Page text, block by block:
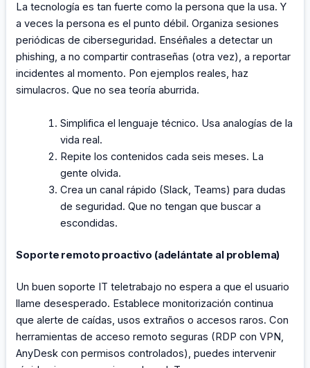
La tecnología es tan fuerte como la persona que la usa. Y
a veces la persona es el punto débil. Organiza sesiones
periódicas de ciberseguridad. Enséñales a detectar un
phishing, a no compartir contraseñas (otra vez), a reportar
incidentes al momento. Pon ejemplos reales, haz
simulacros. Que no sea teoría aburrida.
Simplifica el lenguaje técnico. Usa analogías de la
vida real.
Repite los contenidos cada seis meses. La
gente olvida.
Crea un canal rápido (Slack, Teams) para dudas
de seguridad. Que no tengan que buscar a
escondidas.
Soporte remoto proactivo (adelántate al problema)
Un buen soporte IT teletrabajo no espera a que el usuario
llame desesperado. Establece monitorización continua
que alerte de caídas, usos extraños o accesos raros. Con
herramientas de acceso remoto seguras (RDP con VPN,
AnyDesk con permisos controlados), puedes intervenir